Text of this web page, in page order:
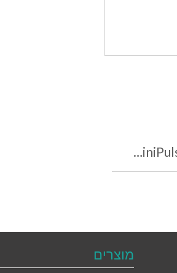
MiniPulse MP1R-מד רווית חמצן
מוצרים